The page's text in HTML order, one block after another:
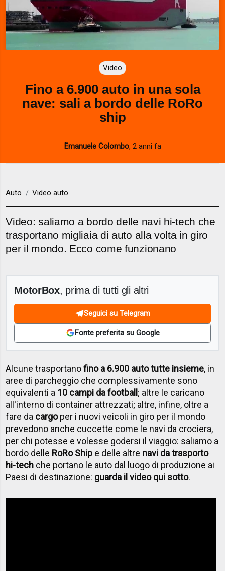
Video
Fino a 6.900 auto in una sola
nave: sali a bordo delle RoRo
ship
Emanuele Colombo, 2 anni fa
Auto Video auto
Video: saliamo a bordo delle navi hi-tech che
trasportano migliaia di auto alla volta in giro
per il mondo. Ecco come funzionano
MotorBox, prima di tutti gli altri
Seguici su Telegram
Fonte preferita su Google
Alcune trasportanofino a 6.900 auto tutte insieme, in
aree di parcheggio che complessivamente sono
equivalenti a 10 campi da football ; altre le caricano
all'interno di container attrezzati; altre, infine, oltre a
fare da cargoper i nuovi veicoli in giro per il mondo
prevedono anche cuccette come le navi da crociera,
per chi potesse e volesse godersi il viaggio: saliamo a
bordo delle RoRo Ship e delle altre navi da trasporto
hi-tech che portano le auto dal luogo di produzione ai
Paesi di destinazione: guarda il video qui sotto.